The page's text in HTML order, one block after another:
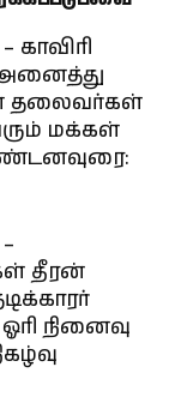
காவிரி
அனைத்து
தலைவர்கள்
மக்கள்
தீரன்
நினைவு